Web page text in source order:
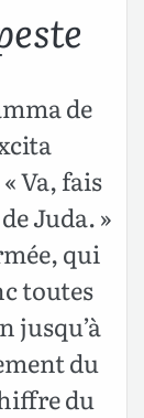
de
Va, fais
Juda. »
qui
toutes
jusqu’à
du
du